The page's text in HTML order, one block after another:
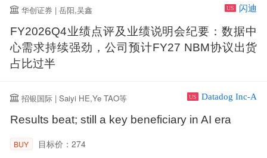
华创证券 | 岳阳,吴鑫 US 闪迪
FY2026Q4业绩点评及业绩说明会纪要：数据中
心需求持续强劲，公司预计FY27 NBM协议出货
占比过半
招银国际 | Saiyi HE,Ye TAO等 US Datadog Inc-A
Results beat; still a key beneficiary in AI era
BUY 目标价：274